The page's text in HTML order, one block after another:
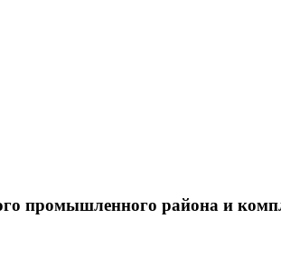
промышленного района и